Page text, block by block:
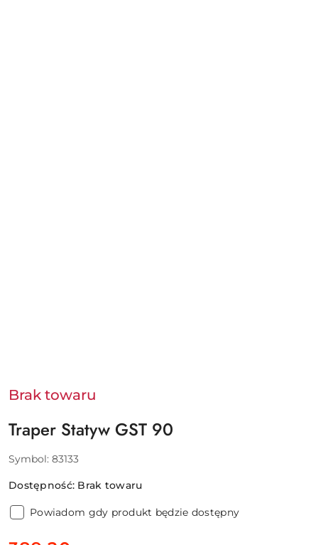
Brak towaru
Traper Statyw GST 90
Symbol: 83133
Dostępność: Brak towaru
Powiadom gdy produkt będzie dostępny